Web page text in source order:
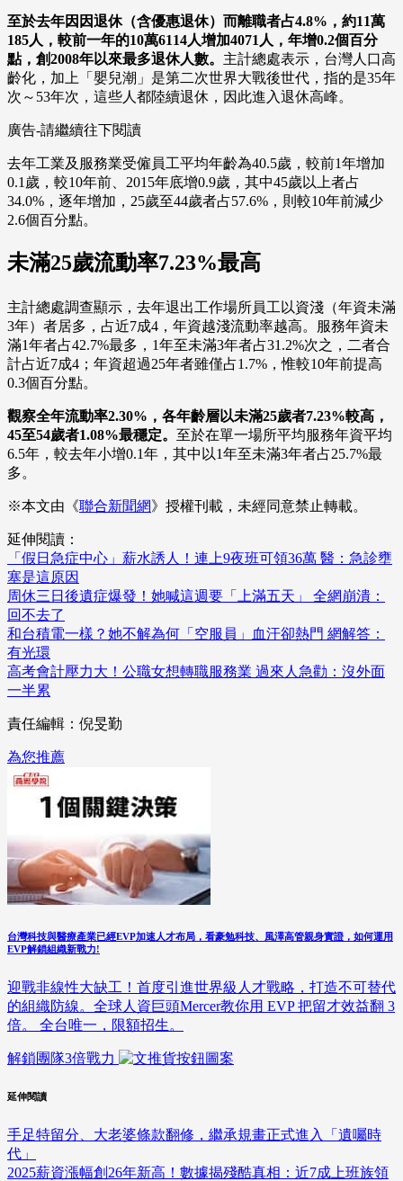
至於去年因因退休（含優惠退休）而離職者占4.8%，約11萬
185人，較前一年的10萬6114人增加4071人，年增0.2個百分
點，創2008年以來最多退休人數。 主計總處表示，台灣人口高
齡化，加上「嬰兒潮」是第二次世界大戰後世代，指的是35年
次～53年次，這些人都陸續退休，因此進入退休高峰。
廣告-請繼續往下閱讀
去年工業及服務業受僱員工平均年齡為40.5歲，較前1年增加
0.1歲，較10年前、2015年底增0.9歲，其中45歲以上者占
34.0%，逐年增加，25歲至44歲者占57.6%，則較10年前減少
2.6個百分點。
未滿25歲流動率7.23%最高
主計總處調查顯示，去年退出工作場所員工以資淺（年資未滿
3年）者居多，占近7成4，年資越淺流動率越高。服務年資未
滿1年者占42.7%最多，1年至未滿3年者占31.2%次之，二者合
計占近7成4；年資超過25年者雖僅占1.7%，惟較10年前提高
0.3個百分點。
觀察全年流動率2.30%，各年齡層以未滿25歲者7.23%較高，
45至54歲者1.08%最穩定。 至於在單一場所平均服務年資平均
6.5年，較去年小增0.1年，其中以1年至未滿3年者占25.7%最
多。
※本文由《聯合新聞網》授權刊載，未經同意禁止轉載。
延伸閱讀：
「假日急症中心」薪水誘人！連上9夜班可領36萬 醫：急診壅
塞是這原因
周休三日後遺症爆發！她喊這週要「上滿五天」 全網崩潰：
回不去了
和台積電一樣？她不解為何「空服員」血汗卻熱門 網解答：
有光環
高考會計壓力大！公職女想轉職服務業 過來人急勸：沒外面
一半累
責任編輯：倪旻勤
為您推薦
台灣科技與醫療產業已經EVP加速人才布局，看豪勉科技、風澤高管親身實證，如何運用
EVP解鎖組織新戰力!
迎戰非線性大缺工！首度引進世界級人才戰略，打造不可替代
的組織防線。全球人資巨頭Mercer教你用 EVP 把留才效益翻 3
倍。 全台唯一，限額招生。
解鎖團隊3倍戰力
延伸閱讀
手足特留分、大老婆條款翻修，繼承規畫正式進入「遺囑時
代」
2025薪資漲幅創26年新高！數據揭殘酷真相：近7成上班族領